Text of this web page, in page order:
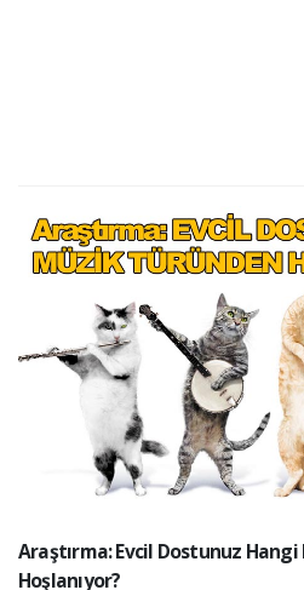
Araştırma: Evcil Dostunuz
Hoşlanıyor?